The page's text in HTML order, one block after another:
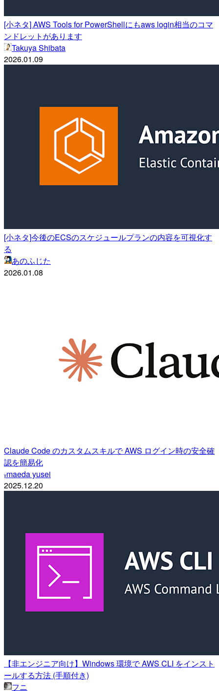
[小ネタ] AWS Tools for PowerShellにもaws login相当のコマ
ンドレットがあります
Takuya Shibata
2026.01.09
[小ネタ]今後のECSのスケジュールプランの内容を可視化す
る
あのふじた
2026.01.08
Claude Code のカスタムスキルで AWS ログイン時の安全確
認を簡易化
ymaeda yusei
2025.12.20
【非エンジニア向け】Windows 環境で AWS CLI をインスト
ールする方法 (手順付き)
フニ